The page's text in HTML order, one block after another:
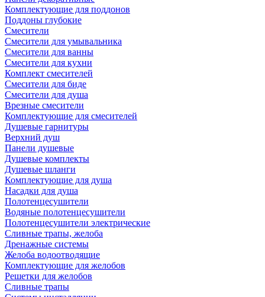
Комплектующие для поддонов
Поддоны глубокие
Смесители
Смесители для умывальника
Смесители для ванны
Смесители для кухни
Комплект смесителей
Смесители для биде
Смесители для душа
Врезные смесители
Комплектующие для смесителей
Душевые гарнитуры
Верхний душ
Панели душевые
Душевые комплекты
Душевые шланги
Комплектующие для душа
Насадки для душа
Полотенцесушители
Водяные полотенцесушители
Полотенцесушители электрические
Сливные трапы, желоба
Дренажные системы
Желоба водоотводящие
Комплектующие для желобов
Решетки для желобов
Сливные трапы